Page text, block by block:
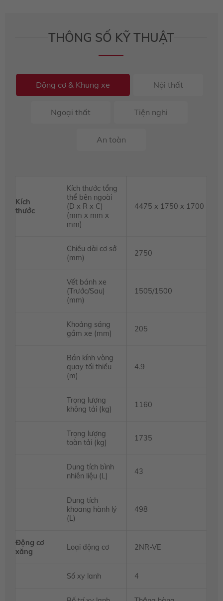
THÔNG SỐ KỸ THUẬT
Động cơ & Khung xe Nội thất
Ngoại thất Tiện nghi
An toàn
Kích
thước
Kích thước tổng
thể bên ngoài
(D x R x C)
(mm x mm x
mm)
4475 x 1750 x 1700
Chiều dài cơ sở
(mm)
2750
Vết bánh xe
(Trước/Sau)
(mm)
1505/1500
Khoảng sáng
gầm xe (mm)
205
Bán kính vòng
quay tối thiểu
(m)
4.9
Trọng lượng
không tải (kg)
1160
Trọng lượng
toàn tải (kg)
1735
Dung tích bình
nhiên liệu (L)
43
Dung tích
khoang hành lý
(L)
498
Động cơ
xăng
Loại động cơ 2NR-VE
Số xy lanh 4